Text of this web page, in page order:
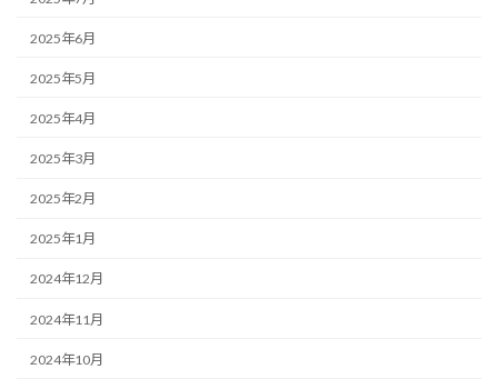
2025年6月
2025年5月
2025年4月
2025年3月
2025年2月
2025年1月
2024年12月
2024年11月
2024年10月